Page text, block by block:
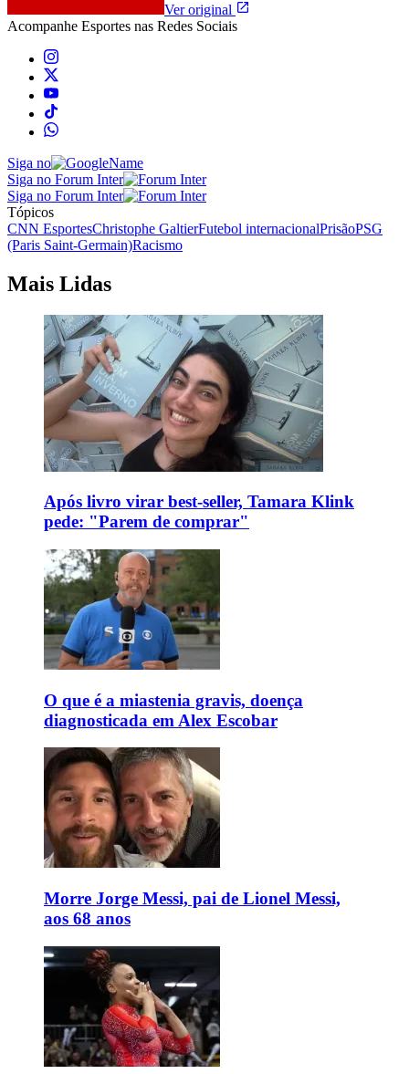
Ver original
Acompanhe Esportes nas Redes Sociais
Siga no
Siga no Forum Inter
Siga no Forum Inter
Tópicos
CNN EsportesChristophe GaltierFutebol internacionalPrisãoPSG
(Paris Saint-Germain)Racismo
Mais Lidas
Após livro virar best-seller, Tamara Klink
pede: "Parem de comprar"
O que é a miastenia gravis, doença
diagnosticada em Alex Escobar
Morre Jorge Messi, pai de Lionel Messi,
aos 68 anos